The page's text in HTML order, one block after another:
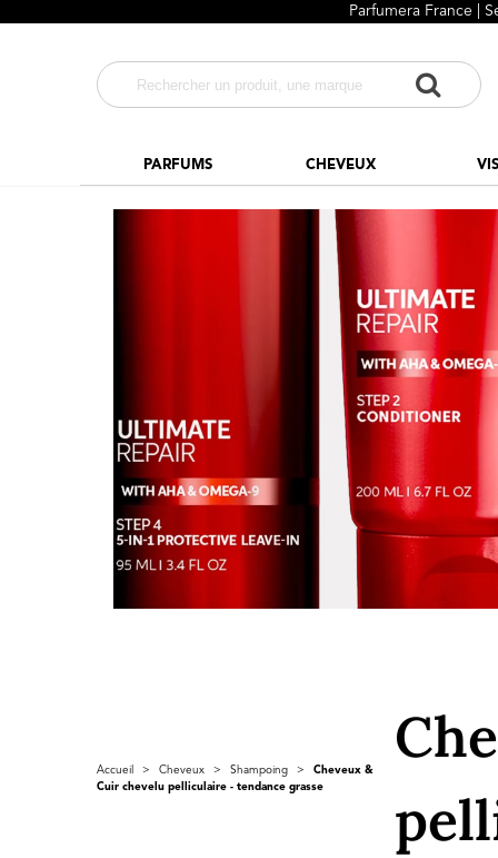
Parfumera France |
PARFUMS CHEVEUX
Accueil > Cheveux > Shampoing >
Cheveux &
Cuir chevelu pelliculaire - tendance grasse